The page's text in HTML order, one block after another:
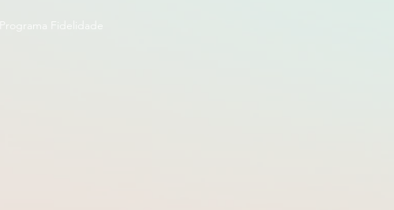
Programa Fidelidade